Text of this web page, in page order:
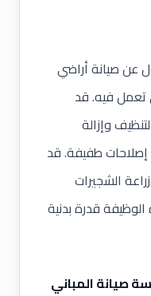
عن صيانة أراضي
تعمل فيه. قد
وإزالة
إصلاحات طفيفة. قد
الشجيرات
قدرة بدنية
صيانة المباني